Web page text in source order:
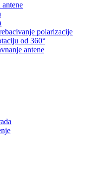
antene
polarizacije
od 360°
antene